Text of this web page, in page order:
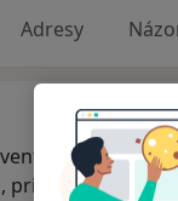
Adresy
1. FVL - UK
licence.